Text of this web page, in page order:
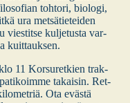
toh­to­ri, bio­lo­gi,
ura met­sä­tie­tei­den
vies­tit­se kul­je­tus­ta var­
kuit­tauk­sen.
11 Kor­su­ret­kien trak­
takai­sin. Ret­
Ota eväs­tä